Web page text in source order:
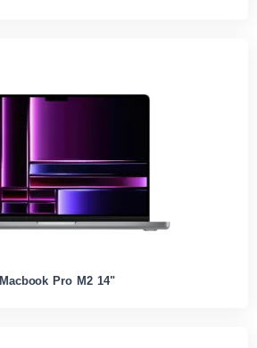
Macbook Pro M2 14"